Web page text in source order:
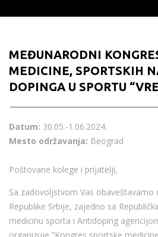
MEĐUNARODNI
MEDICINE, SPORTSKIH
DOPINGA U SPORTU
Datum: 30.05.-1.06.2024.
Mesto održavanja: Beograd
Poštovane kolege i prijatelji,
Sa zadovoljstvom Vas
Republike Srbije, zajedno sa
medicinu sporta i Antidoping